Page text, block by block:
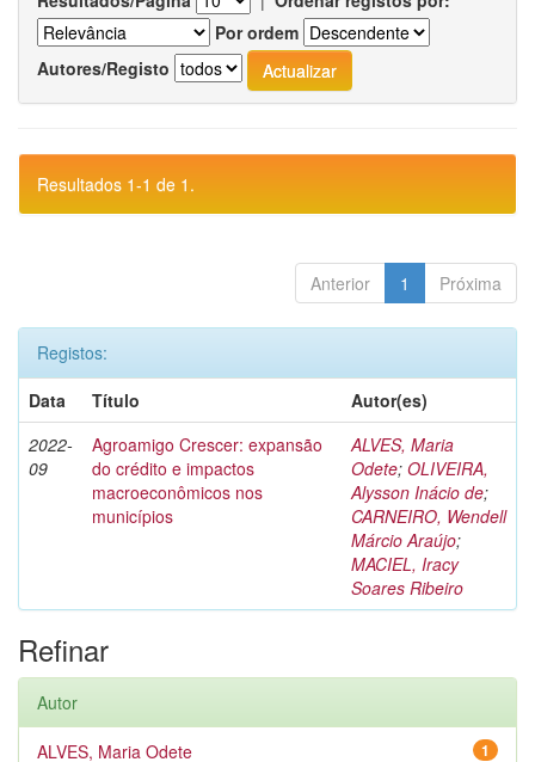
Por ordem
Autores/Registo
Resultados 1-1 de 1.
Anterior 1 Próxima
Registos:
Data
Título
Autor(es)
2022-
09
Agroamigo Crescer: expansão
do crédito e impactos
macroeconômicos nos
municípios
ALVES, Maria
Odete; OLIVEIRA,
Alysson Inácio de;
CARNEIRO, Wendell
Márcio Araújo;
MACIEL, Iracy
Soares Ribeiro
Refinar
Autor
1
ALVES, Maria Odete